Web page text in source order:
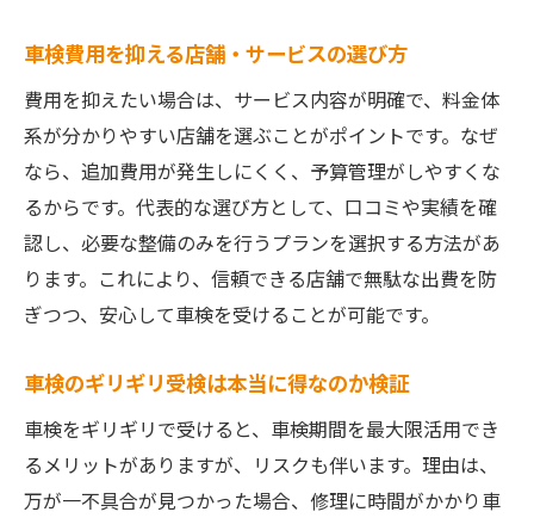
車検費用を抑える店舗・サービスの選び方
費用を抑えたい場合は、サービス内容が明確で、料金体
系が分かりやすい店舗を選ぶことがポイントです。なぜ
なら、追加費用が発生しにくく、予算管理がしやすくな
るからです。代表的な選び方として、口コミや実績を確
認し、必要な整備のみを行うプランを選択する方法があ
ります。これにより、信頼できる店舗で無駄な出費を防
ぎつつ、安心して車検を受けることが可能です。
車検のギリギリ受検は本当に得なのか検証
車検をギリギリで受けると、車検期間を最大限活用でき
るメリットがありますが、リスクも伴います。理由は、
万が一不具合が見つかった場合、修理に時間がかかり車